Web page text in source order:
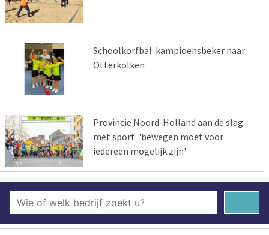
Schoolkorfbal: kampioensbeker naar
Otterkolken
Provincie Noord-Holland aan de slag
met sport: 'bewegen moet voor
iedereen mogelijk zijn'